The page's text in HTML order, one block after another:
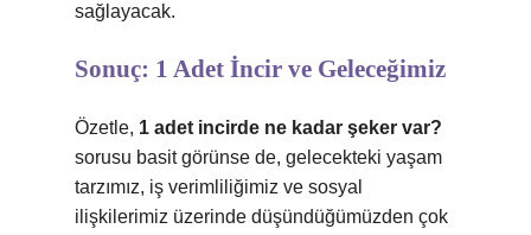
sağlayacak.
Sonuç: 1 Adet İncir ve Geleceğimiz
Özetle, 1 adet incirde ne kadar şeker var?
sorusu basit görünse de, gelecekteki yaşam
tarzımız, iş verimliliğimiz ve sosyal
ilişkilerimiz üzerinde düşündüğümüzden çok